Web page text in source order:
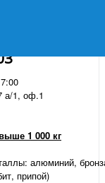
а/1, оф.1
1 000 кг
алюминий,
припой)